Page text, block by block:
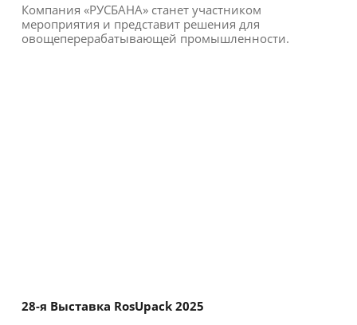
Компания «РУСБАНА» станет участником
мероприятия и представит решения для
овощеперерабатывающей промышленности.
28-я Выставка RosUpack 2025